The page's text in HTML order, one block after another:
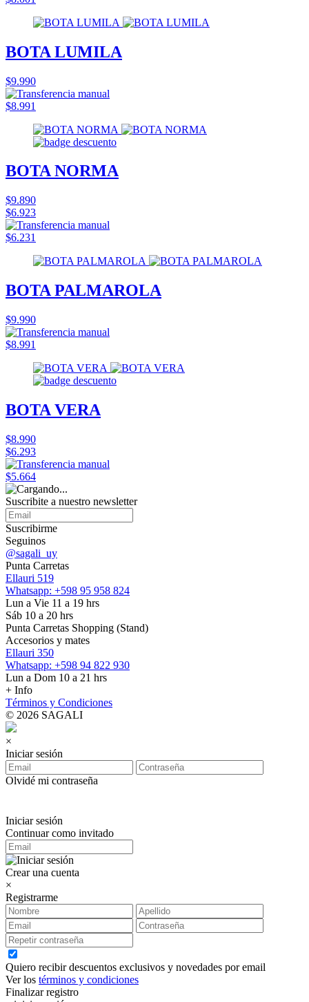
BOTA LUMILA
$9.990
$8.991
BOTA NORMA
$9.890
$6.923
$6.231
BOTA PALMAROLA
$9.990
$8.991
BOTA VERA
$8.990
$6.293
$5.664
Suscribite a nuestro newsletter
Suscribirme
Seguinos
@sagali_uy
Punta Carretas
Ellauri 519
Whatsapp: +598 95 958 824
Lun a Vie 11 a 19 hrs
Sáb 10 a 20 hrs
Punta Carretas Shopping (Stand)
Accesorios y mates
Ellauri 350
Whatsapp: +598 94 822 930
Lun a Dom 10 a 21 hrs
+ Info
Términos y Condiciones
© 2026 SAGALI
×
Iniciar sesión
Olvidé mi contraseña
Iniciar sesión
Continuar como invitado
Crear una cuenta
×
Registrarme
Quiero recibir descuentos exclusivos y novedades por email
Ver los términos y condiciones
Finalizar registro